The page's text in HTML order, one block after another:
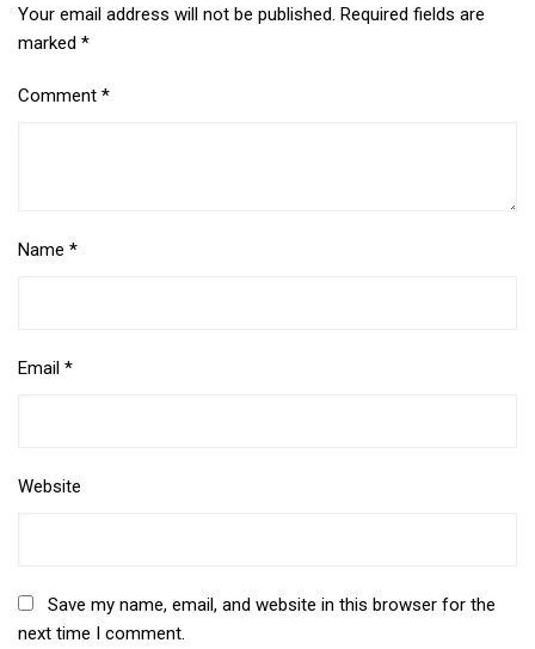
Your email address will not be published. Required fields are
marked *
Comment *
Name *
Email *
Website
Save my name, email, and website in this browser for the
next time I comment.